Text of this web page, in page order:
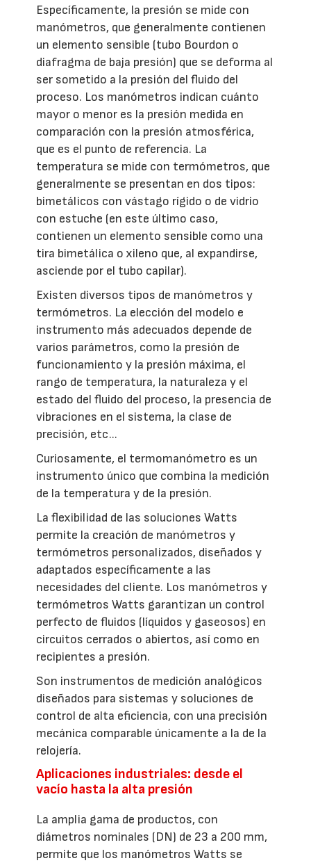
Específicamente, la presión se mide con
manómetros, que generalmente contienen
un elemento sensible (tubo Bourdon o
diafragma de baja presión) que se deforma al
ser sometido a la presión del fluido del
proceso. Los manómetros indican cuánto
mayor o menor es la presión medida en
comparación con la presión atmosférica,
que es el punto de referencia. La
temperatura se mide con termómetros, que
generalmente se presentan en dos tipos:
bimetálicos con vástago rígido o de vidrio
con estuche (en este último caso,
contienen un elemento sensible como una
tira bimetálica o xileno que, al expandirse,
asciende por el tubo capilar).
Existen diversos tipos de manómetros y
termómetros. La elección del modelo e
instrumento más adecuados depende de
varios parámetros, como la presión de
funcionamiento y la presión máxima, el
rango de temperatura, la naturaleza y el
estado del fluido del proceso, la presencia de
vibraciones en el sistema, la clase de
precisión, etc...
Curiosamente, el termomanómetro es un
instrumento único que combina la medición
de la temperatura y de la presión.
La flexibilidad de las soluciones Watts
permite la creación de manómetros y
termómetros personalizados, diseñados y
adaptados específicamente a las
necesidades del cliente. Los manómetros y
termómetros Watts garantizan un control
perfecto de fluidos (líquidos y gaseosos) en
circuitos cerrados o abiertos, así como en
recipientes a presión.
Son instrumentos de medición analógicos
diseñados para sistemas y soluciones de
control de alta eficiencia, con una precisión
mecánica comparable únicamente a la de la
relojería.
Aplicaciones industriales: desde el
vacío hasta la alta presión
La amplia gama de productos, con
diámetros nominales (DN) de 23 a 200 mm,
permite que los manómetros Watts se